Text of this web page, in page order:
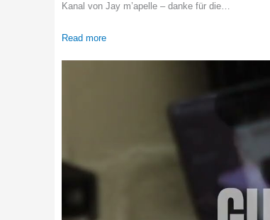
Kanal von Jay m’apelle – danke für die…
Read more